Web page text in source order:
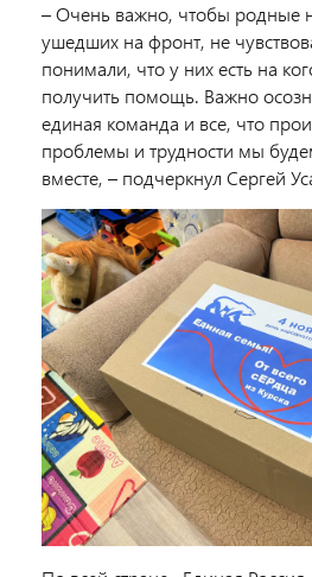
– Очень важно, чтобы родные
ушедших на фронт, не
понимали, что у них есть на
получить помощь. Важно
единая команда и все, что
проблемы и трудности мы
вместе, – подчеркнул Сергей